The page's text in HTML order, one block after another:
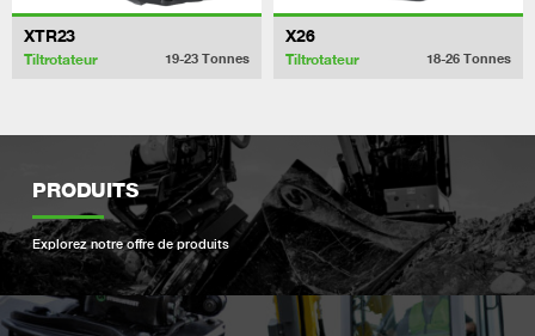
XTR23
Tiltrotateur 19-23 Tonnes
X26
Tiltrotateur 18-26 Tonnes
PRODUITS
Explorez notre offre de produits